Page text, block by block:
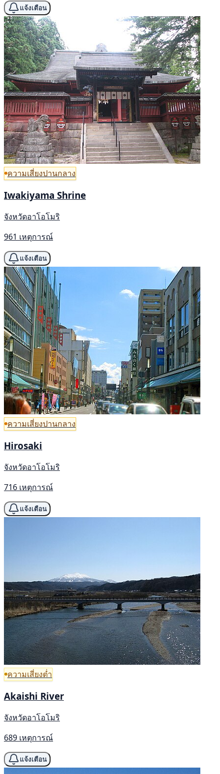
แจ้งเตือน
ความเสี่ยงปานกลาง
Iwakiyama Shrine
จังหวัดอาโอโมริ
961 เหตุการณ์
แจ้งเตือน
ความเสี่ยงปานกลาง
Hirosaki
จังหวัดอาโอโมริ
716 เหตุการณ์
แจ้งเตือน
ความเสี่ยงต่ำ
Akaishi River
จังหวัดอาโอโมริ
689 เหตุการณ์
แจ้งเตือน